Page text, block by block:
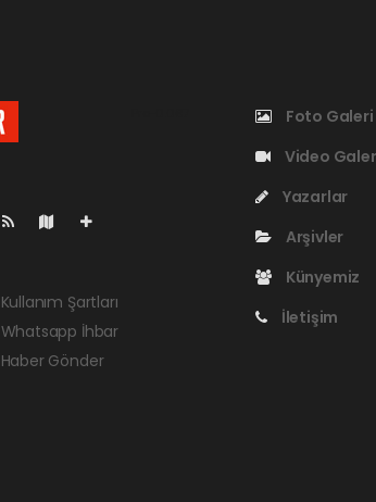
Kullanım Şartları
Whatsapp İhbar
Haber Gönder
Foto Galeri
Video
Yazarlar
Arşivler
Künyemiz
İletişim